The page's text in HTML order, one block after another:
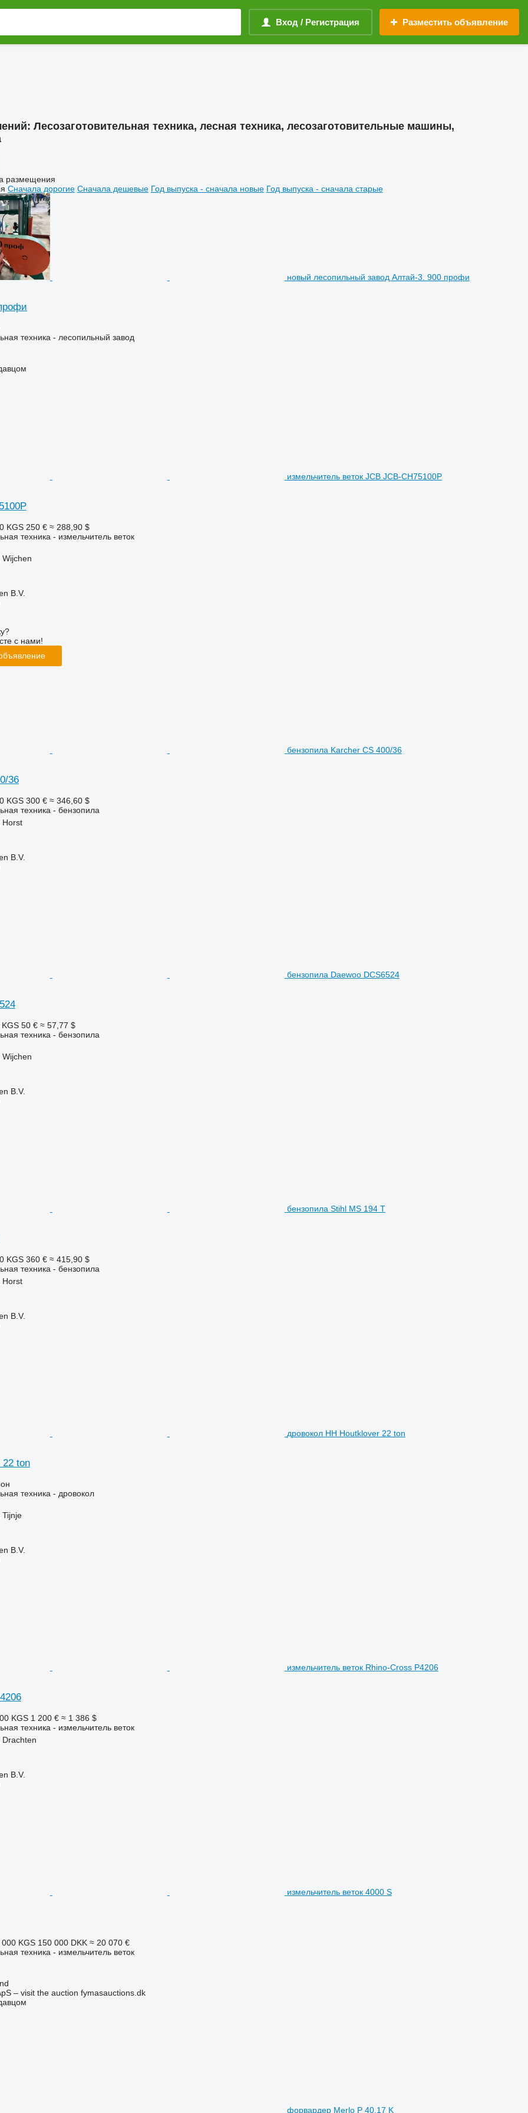
Вход / Регистрация Разместить объявление
Лесозаготовительная техника, лесная техника, лесозаготовительные машины,
размещения
Сначала дорогие Сначала дешевые Год выпуска - сначала новые Год выпуска - сначала старые
новый лесопильный завод Алтай-3. 900 профи
техника - лесопильный завод
измельчитель веток JCB JCB-CH75100P
KGS 250 € ≈ 288,90 $
техника - измельчитель веток
B.V.
с нами!
бензопила Karcher CS 400/36
36
KGS 300 € ≈ 346,60 $
техника - бензопила
B.V.
бензопила Daewoo DCS6524
50 € ≈ 57,77 $
техника - бензопила
B.V.
бензопила Stihl MS 194 T
KGS 360 € ≈ 415,90 $
техника - бензопила
B.V.
дровокол HH Houtklover 22 ton
22 ton
техника - дровокол
B.V.
измельчитель веток Rhino-Cross P4206
KGS 1 200 € ≈ 1 386 $
техника - измельчитель веток
B.V.
измельчитель веток 4000 S
KGS 150 000 DKK ≈ 20 070 €
техника - измельчитель веток
– visit the auction fymasauctions.dk
форвардер Merlo P 40.17 K